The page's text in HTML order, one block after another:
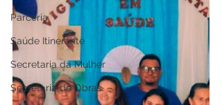
Parceria
Saúde Itinerante
Secretaria da Mulher
Secretaria de Obras